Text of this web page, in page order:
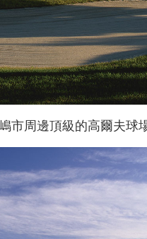
市周邊頂級的高爾夫球